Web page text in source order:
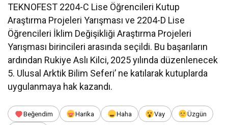
TEKNOFEST 2204-C Lise Öğrencileri Kutup
Araştırma Projeleri Yarışması ve 2204-D Lise
Öğrencileri İklim Değişikliği Araştırma Projeleri
Yarışması birincileri arasında seçildi. Bu başarıların
ardından Rukiye Aslı Kilci, 2025 yılında düzenlenecek
5. Ulusal Arktik Bilim Seferi’ ne katılarak kutuplarda
uygulanmaya hak kazandı.
Beğendim Harika Haha Vay Üzgün